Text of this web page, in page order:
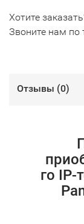
Хотите
Звоните нам по
Отзывы (0)
го IP-